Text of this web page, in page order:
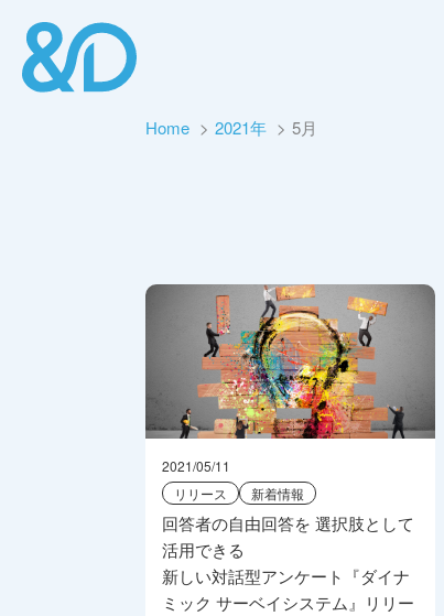
Home 2021年 5月
2021/05/11
リリース
新着情報
回答者の自由回答を 選択肢として
活用できる
新しい対話型アンケート『ダイナ
ミック サーベイシステム』リリー